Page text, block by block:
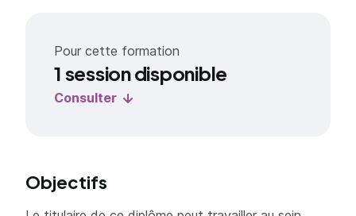
Pour cette formation
1 session disponible
Consulter
Objectifs